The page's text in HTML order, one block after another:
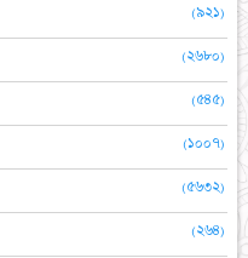
(৯২১)
(২৬৮০)
(৫৪৫)
(১০০৭)
(৫৬৩২)
(২৬৪)